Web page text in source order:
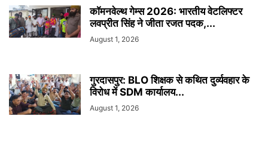
कॉमनवेल्थ गेम्स 2026: भारतीय वेटलिफ्टर
लवप्रीत सिंह ने जीता रजत पदक,...
August 1, 2026
गुरदासपुर: BLO शिक्षक से कथित दुर्व्यवहार के
विरोध में SDM कार्यालय...
August 1, 2026